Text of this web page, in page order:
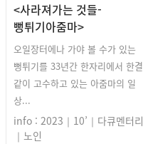
<사라져가는 것들-
뻥튀기아줌마>
오일장터에나 가야 볼 수가 있는
뻥튀기를 33년간 한자리에서 한결
같이 고수하고 있는 아줌마의 일
상...
info : 2023｜10’｜다큐멘터리
｜노인